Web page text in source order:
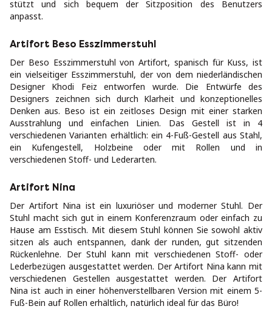
stützt und sich bequem der Sitzposition des Benutzers
anpasst.
Artifort Beso Esszimmerstuhl
Der Beso Esszimmerstuhl von Artifort, spanisch für Kuss, ist
ein vielseitiger Esszimmerstuhl, der von dem niederländischen
Designer Khodi Feiz entworfen wurde. Die Entwürfe des
Designers zeichnen sich durch Klarheit und konzeptionelles
Denken aus. Beso ist ein zeitloses Design mit einer starken
Ausstrahlung und einfachen Linien. Das Gestell ist in 4
verschiedenen Varianten erhältlich: ein 4-Fuß-Gestell aus Stahl,
ein Kufengestell, Holzbeine oder mit Rollen und in
verschiedenen Stoff- und Lederarten.
Artifort Nina
Der Artifort Nina ist ein luxuriöser und moderner Stuhl. Der
Stuhl macht sich gut in einem Konferenzraum oder einfach zu
Hause am Esstisch. Mit diesem Stuhl können Sie sowohl aktiv
sitzen als auch entspannen, dank der runden, gut sitzenden
Rückenlehne. Der Stuhl kann mit verschiedenen Stoff- oder
Lederbezügen ausgestattet werden. Der Artifort Nina kann mit
verschiedenen Gestellen ausgestattet werden. Der Artifort
Nina ist auch in einer höhenverstellbaren Version mit einem 5-
Fuß-Bein auf Rollen erhältlich, natürlich ideal für das Büro!